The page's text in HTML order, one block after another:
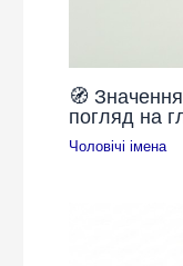
🧭
погляд на
Чоловічі імена